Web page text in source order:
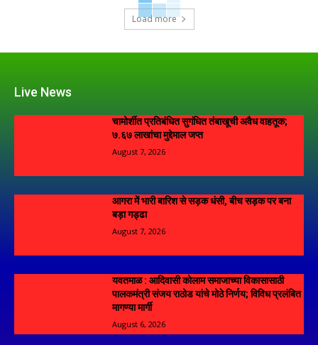
Load more
Live News
चामोर्शीत प्रतिबंधित सुगंधित तंबाखूची अवैध वाहतूक;
₹७.६७ लाखांचा मुद्देमाल जप्त
August 7, 2026
आगरा में भारी बारिश से सड़क धंसी, बीच सड़क पर बना
बड़ा गड्ढा
August 7, 2026
यवतमाळ : आदिवासी कोलाम समाजाच्या विकासासाठी
पालकमंत्री संजय राठोड यांचे मोठे निर्णय; विविध प्रलंबित
मागण्या मार्गी
August 6, 2026